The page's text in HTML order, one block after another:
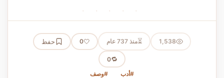
· · · · ·
1,538
⏳منذ 737 عام 🤍
0 حفظ
🔁
0
#أدب
#وصف